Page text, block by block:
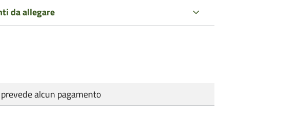
da allegare
alcun pagamento